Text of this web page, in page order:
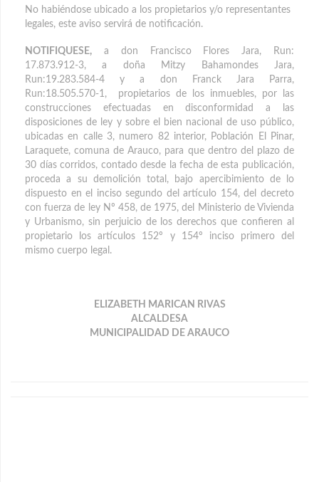
No habiéndose ubicado a los propietarios y/o representantes
legales, este aviso servirá de notificación.
NOTIFIQUESE, a don Francisco Flores Jara, Run:
17.873.912-3, a doña Mitzy Bahamondes Jara,
Run:19.283.584-4 y a don Franck Jara Parra,
Run:18.505.570-1, propietarios de los inmuebles, por las
construcciones efectuadas en disconformidad a las
disposiciones de ley y sobre el bien nacional de uso público,
ubicadas en calle 3, numero 82 interior, Población El Pinar,
Laraquete, comuna de Arauco, para que dentro del plazo de
30 días corridos, contado desde la fecha de esta publicación,
proceda a su demolición total, bajo apercibimiento de lo
dispuesto en el inciso segundo del artículo 154, del decreto
con fuerza de ley Nº 458, de 1975, del Ministerio de Vivienda
y Urbanismo, sin perjuicio de los derechos que confieren al
propietario los artículos 152º y 154º inciso primero del
mismo cuerpo legal.
ELIZABETH MARICAN RIVAS
ALCALDESA
MUNICIPALIDAD DE ARAUCO